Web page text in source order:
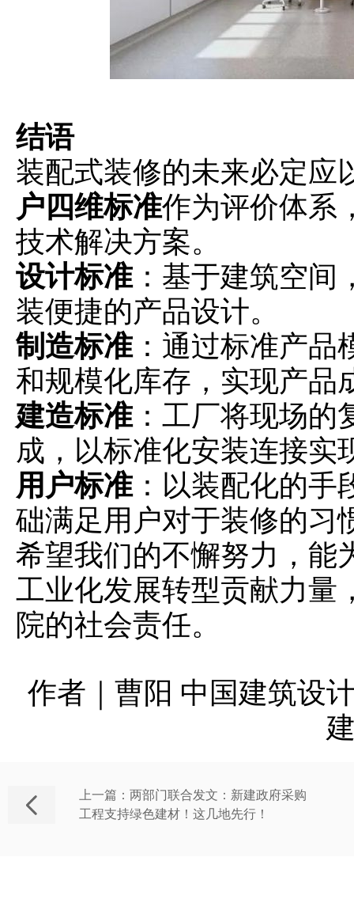
结语
装配式装修的未来必定应
户四维标准作为评价体系
技术解决方案。
设计标准：基于建筑空间
装便捷的产品设计。
制造标准：通过标准产品
和规模化库存，实现产品
建造标准：工厂将现场的
成，以标准化安装连接实
用户标准：以装配化的手
础满足用户对于装修的习
希望我们的不懈努力，能
工业化发展转型贡献力量
院的社会责任。
作者｜曹阳 中国建筑设
上一篇：两部门联合发文：新建政府采购
工程支持绿色建材！这几地先行！